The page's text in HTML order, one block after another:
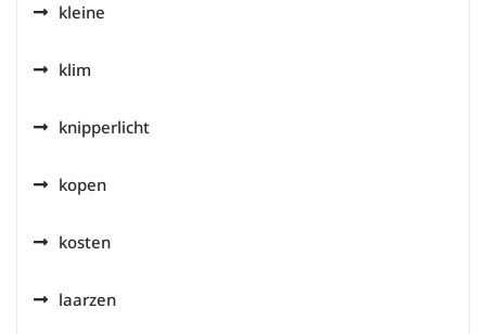
kleine
klim
knipperlicht
kopen
kosten
laarzen